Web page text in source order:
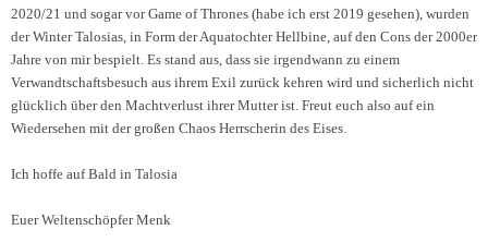
2020/21 und sogar vor Game of Thrones (habe ich erst 2019 gesehen), wurden
der Winter Talosias, in Form der Aquatochter Hellbine, auf den Cons der 2000er
Jahre von mir bespielt. Es stand aus, dass sie irgendwann zu einem
Verwandtschaftsbesuch aus ihrem Exil zurück kehren wird und sicherlich nicht
glücklich über den Machtverlust ihrer Mutter ist. Freut euch also auf ein
Wiedersehen mit der großen Chaos Herrscherin des Eises.
Ich hoffe auf Bald in Talosia
Euer Weltenschöpfer Menk